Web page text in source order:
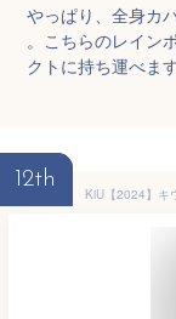
やっぱり、全身カ
。こちらのレイン
クトに持ち運べます
12th